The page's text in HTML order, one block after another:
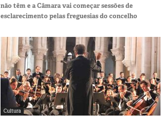
não têm e a Câmara vai começar sessões de
esclarecimento pelas freguesias do concelho
Cultura